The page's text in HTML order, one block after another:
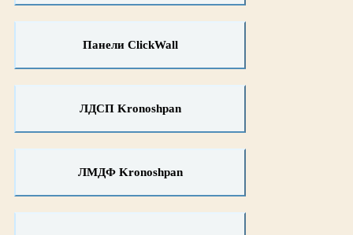
Панели ClickWall
ЛДСП Kronoshpan
ЛМДФ Kronoshpan